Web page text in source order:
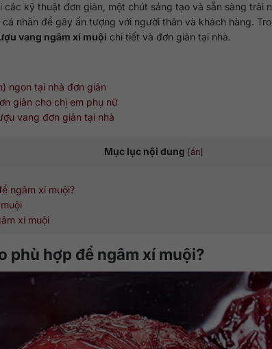
các kỹ thuật đơn giản, một chút sáng tạo và sẵn sàng trải
nhân để gây ấn tượng với người thân và khách hàng.
vang ngâm xí muội chi tiết và đơn giản tại nhà.
ngon tại nhà đơn giản
giản cho chị em phụ nữ
vang đơn giản tại nhà
Mục lục nội dung [ẩn]
ngâm xí muội?
xí muội
phù hợp để ngâm xí muội?